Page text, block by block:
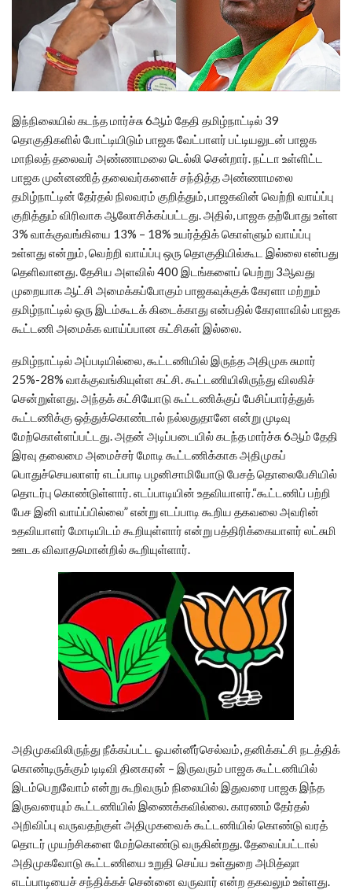
இந்நிலையில் கடந்த மார்ச்சு 6ஆம் தேதி தமிழ்நாட்டில் 39
தொகுதிகளில் போட்டியிடும் பாஜக வேட்பாளர் பட்டியலுடன் பாஜக
மாநிலத் தலைவர் அண்ணாமலை டெல்லி சென்றார். நட்டா உள்ளிட்ட
பாஜக முன்னணித் தலைவர்களைச் சந்தித்த அண்ணாமலை
தமிழ்நாட்டின் தேர்தல் நிலவரம் குறித்தும், பாஜகவின் வெற்றி வாய்ப்பு
குறித்தும் விரிவாக ஆலோசிக்கப்பட்டது. அதில், பாஜக தற்போது உள்ள
3% வாக்குவங்கியை 13% – 18% உயர்த்திக் கொள்ளும் வாய்ப்பு
உள்ளது என்றும், வெற்றி வாய்ப்பு ஒரு தொகுதியில்கூட இல்லை என்பது
தெளிவானது. தேசிய அளவில் 400 இடங்களைப் பெற்று 3ஆவது
முறையாக ஆட்சி அமைக்கப்போகும் பாஜகவுக்குக் கேரளா மற்றும்
தமிழ்நாட்டில் ஒரு இடம்கூடக் கிடைக்காது என்பதில் கேரளாவில் பாஜக
கூட்டணி அமைக்க வாய்ப்பான கட்சிகள் இல்லை.
தமிழ்நாட்டில் அப்படியில்லை, கூட்டணியில் இருந்த அதிமுக சுமார்
25%-28% வாக்குவங்கியுள்ள கட்சி. கூட்டணியிலிருந்து விலகிச்
சென்றுள்ளது. அந்தக் கட்சியோடு கூட்டணிக்குப் பேசிப்பார்த்துக்
கூட்டணிக்கு ஒத்துக்கொண்டால் நல்லதுதானே என்று முடிவு
மேற்கொள்ளப்பட்டது. அதன் அடிப்படையில் கடந்த மார்ச்சு 6ஆம் தேதி
இரவு தலைமை அமைச்சர் மோடி கூட்டணிக்காக அதிமுகப்
பொதுச்செயலாளர் எடப்பாடி பழனிசாமியோடு பேசத் தொலைபேசியில்
தொடர்பு கொண்டுள்ளார். எடப்பாடியின் உதவியாளர்.“கூட்டணிப் பற்றி
பேச இனி வாய்ப்பில்லை” என்று எடப்பாடி கூறிய தகவலை அவரின்
உதவியாளர் மோடியிடம் கூறியுள்ளார் என்று பத்திரிக்கையாளர் லட்சுமி
ஊடக விவாதமொன்றில் கூறியுள்ளார்.
அதிமுகவிலிருந்து நீக்கப்பட்ட ஓ.பன்னீர்செல்வம், தனிக்கட்சி நடத்திக்
கொண்டிருக்கும் டிடிவி தினகரன் – இருவரும் பாஜக கூட்டணியில்
இடம்பெறுவோம் என்று கூறிவரும் நிலையில் இதுவரை பாஜக இந்த
இருவரையும் கூட்டணியில் இணைக்கவில்லை. காரணம் தேர்தல்
அறிவிப்பு வருவதற்குள் அதிமுகவைக் கூட்டணியில் கொண்டு வரத்
தொடர் முயற்சிகளை மேற்கொண்டு வருகின்றது. தேவைப்பட்டால்
அதிமுகவோடு கூட்டணியை உறுதி செய்ய உள்துறை அமித்ஷா
எடப்பாடியைச் சந்திக்கச் சென்னை வருவார் என்ற தகவலும் உள்ளது.